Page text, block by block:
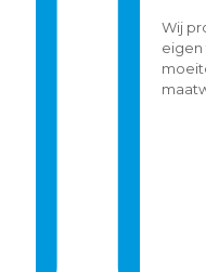
Wij
eigen